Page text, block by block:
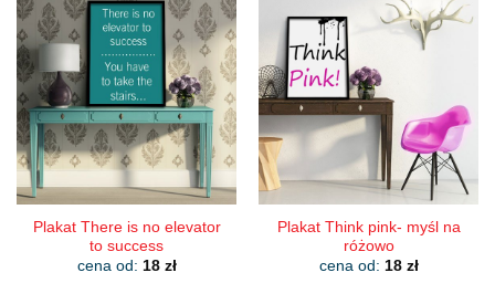
wiele
wariantów.
Opcje
można
wybrać
na
stronie
produktu
wiele
wariantów.
Opcje
można
wybrać
na
stronie
produktu
Plakat There is no elevator
to success
cena od: 18 zł
Plakat Think pink- myśl na
różowo
cena od: 18 zł